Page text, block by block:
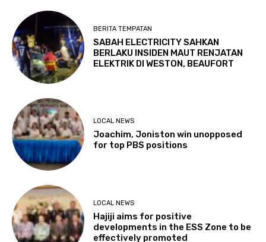
BERITA TEMPATAN
SABAH ELECTRICITY SAHKAN
BERLAKU INSIDEN MAUT RENJATAN
ELEKTRIK DI WESTON, BEAUFORT
LOCAL NEWS
Joachim, Joniston win unopposed
for top PBS positions
LOCAL NEWS
Hajiji aims for positive
developments in the ESS Zone to be
effectively promoted